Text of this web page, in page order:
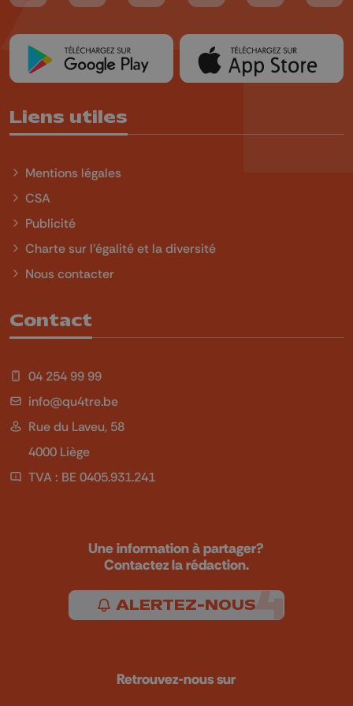
Liens utiles
Mentions légales
CSA
Publicité
Charte sur l'égalité et la diversité
Nous contacter
Contact
04 254 99 99
info@qu4tre.be
Rue du Laveu, 58
4000 Liège
TVA : BE 0405.931.241
Une information à partager?
Contactez la rédaction.
ALERTEZ-NOUS
Retrouvez-nous sur